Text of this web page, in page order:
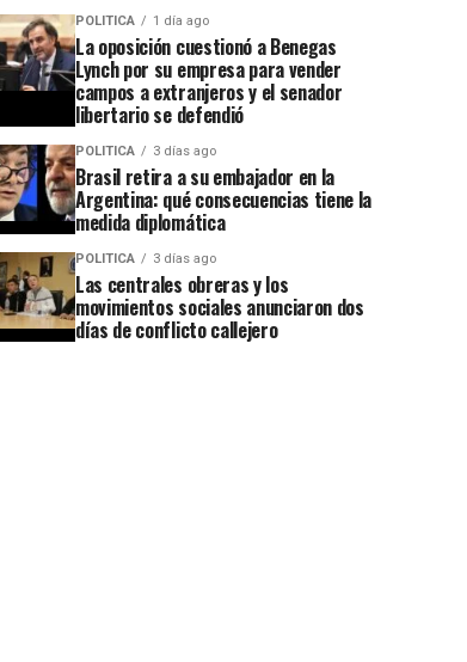
POLITICA 1 día ago
La oposición cuestionó a Benegas
Lynch por su empresa para vender
campos a extranjeros y el senador
libertario se defendió
POLITICA 3 días ago
Brasil retira a su embajador en la
Argentina: qué consecuencias tiene la
medida diplomática
POLITICA 3 días ago
Las centrales obreras y los
movimientos sociales anunciaron dos
días de conflicto callejero